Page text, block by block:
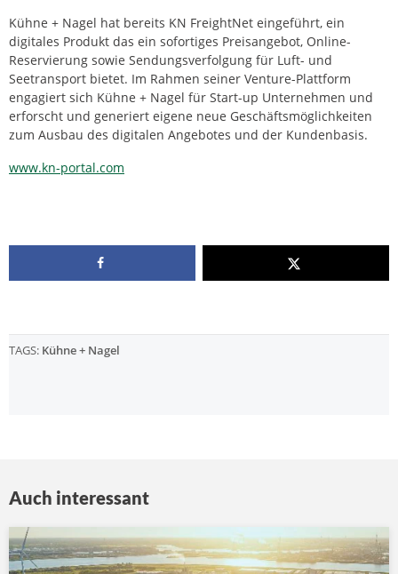
Kühne + Nagel hat bereits KN FreightNet eingeführt, ein
digitales Produkt das ein sofortiges Preisangebot, Online-
Reservierung sowie Sendungsverfolgung für Luft- und
Seetransport bietet. Im Rahmen seiner Venture-Plattform
engagiert sich Kühne + Nagel für Start-up Unternehmen und
erforscht und generiert eigene neue Geschäftsmöglichkeiten
zum Ausbau des digitalen Angebotes und der Kundenbasis.
www.kn-portal.com
TAGS: Kühne + Nagel
Auch interessant